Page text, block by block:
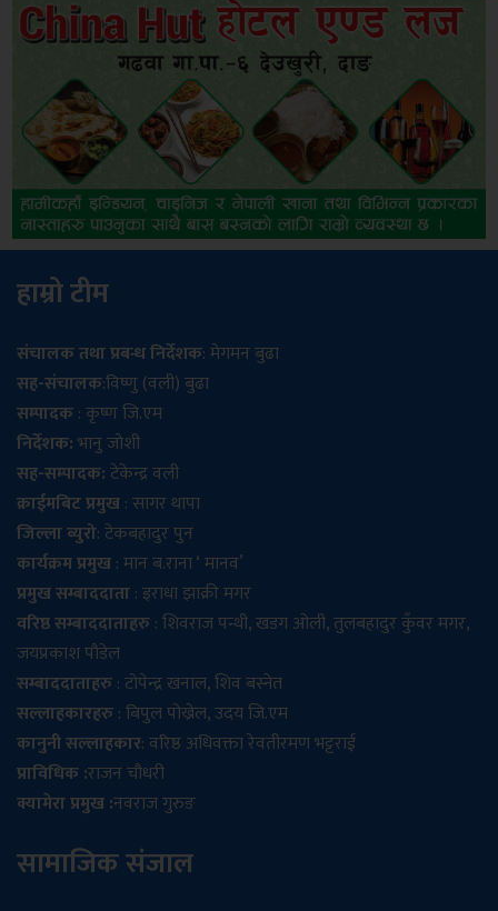
हाम्रो टीम
संचालक तथा प्रबन्ध निर्देशक: मेगमन बुढा
सह-संचालक:विष्णु (वली) बुढा
सम्पादक: कृष्ण जि.एम
निर्देशक:भानु जोशी
सह-सम्पादक:टेकेन्द्र वली
क्राईमबिट प्रमुख: सागर थापा
जिल्ला ब्युरो: टेकबहादुर पुन
कार्यक्रम प्रमुख: मान ब.राना ‘ मानव’
प्रमुख सम्बाददाता: इराधा झाक्री मगर
वरिष्ठ सम्बाददाताहरु: शिवराज पन्थी, खडग ओली, तुलबहादुर कुँवर मगर,
जयप्रकाश पौडेल
सम्बाददाताहरु: टोपेन्द्र खनाल, शिव बस्नेत
सल्लाहकारहरु: बिपुल पोख्रेल, उदय जि.एम
कानुनी सल्लाहकार: वरिष्ठ अधिवक्ता रेवतीरमण भट्टराई
प्राविधिक :राजन चौधरी
क्यामेरा प्रमुख :नवराज गुरुङ
सामाजिक संजाल